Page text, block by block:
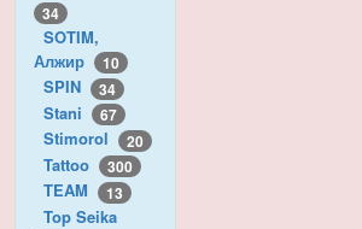
34
SOTIM,
Алжир
10
SPIN 34
Stani 67
Stimorol 20
Tattoo 300
TEAM 13
Top Seika